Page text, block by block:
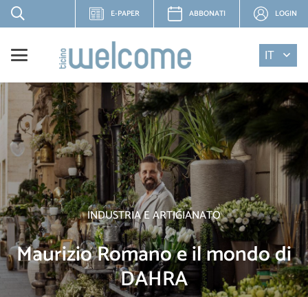
E-PAPER ABBONATI LOGIN
IT
INDUSTRIA E ARTIGIANATO
Maurizio Romano e il mondo di
DAHRA